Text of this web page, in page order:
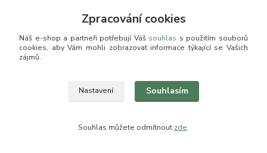
Základní informace
Vhodnost: Od držení hlavičky (2m) do roka, max roka a půl.
Délka polstrování ramenních popruhů (včetně látky pod kojo
Polstrování 50 cm a pak úzký 18 cm popruh látky.
Popruhy pod zadeček:Ano
Zpracování cookies
Náš e-shop a partneři potřebují Váš souhlas s použitím souborů
cookies, aby Vám mohli zobrazovat informace týkající se Vašich
zájmů.
Nastavení Souhlasím
Souhlas můžete odmítnout zde.